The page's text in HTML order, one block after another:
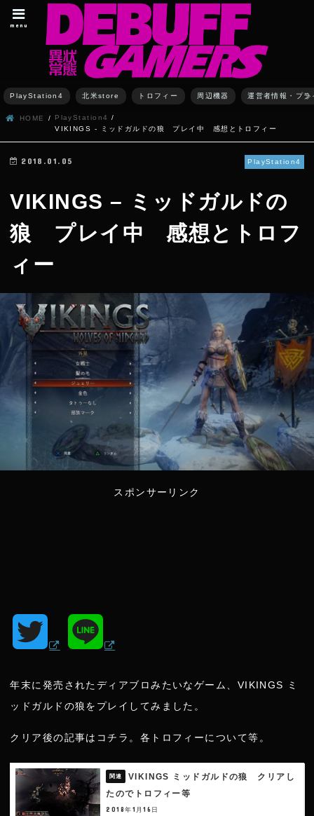
menu
PlayStation4 北米store トロフィー 周辺機器 運営者情報・プ
HOME
PlayStation4
VIKINGS - ミッドガルドの狼 プレイ中 感想とトロフィー
PlayStation4
2018.01.05
VIKINGS – ミッドガルドの
狼 プレイ中 感想とトロフ
ィー
スポンサーリンク
i
t
t
n
e
年末に発売されたディアブロみたいなゲーム、VIKINGS ミ
ッドガルドの狼をプレイしてみました。
クリア後の記事はコチラ。各トロフィーについて等。
VIKINGS ミッドガルドの狼 クリアし
たのでトロフィー等
2018年1月16日